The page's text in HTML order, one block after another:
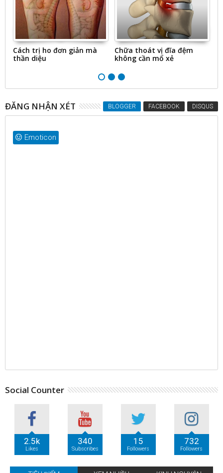
Cách trị ho đơn giản mà
thần diệu
Chữa thoát vị đĩa đệm
không cần mổ xẻ
ĐĂNG NHẬN XÉT BLOGGER FACEBOOK DISQUS
Emoticon
Social Counter
2.5k
Likes
340
Subscribes
15
Followers
732
Followers